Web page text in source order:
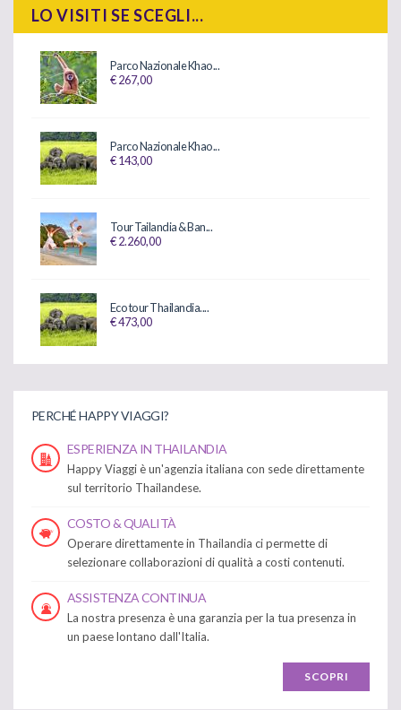
LO VISITI SE SCEGLI...
Parco Nazionale Khao...
€ 267,00
Parco Nazionale Khao...
€ 143,00
Tour Tailandia & Ban...
€ 2.260,00
Eco tour Thailandia....
€ 473,00
PERCHÉ HAPPY VIAGGI?
ESPERIENZA IN THAILANDIA
Happy Viaggi è un'agenzia italiana con sede direttamente
sul territorio Thailandese.
COSTO & QUALITÀ
Operare direttamente in Thailandia ci permette di
selezionare collaborazioni di qualità a costi contenuti.
ASSISTENZA CONTINUA
La nostra presenza è una garanzia per la tua presenza in
un paese lontano dall'Italia.
SCOPRI